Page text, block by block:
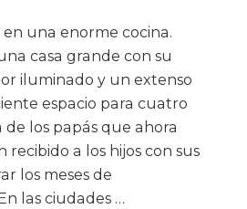
una enorme cocina.
casa grande con su
iluminado y un extenso
espacio para cuatro
de los papás que ahora
recibido a los hijos con sus
los meses de
las ciudades …